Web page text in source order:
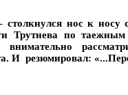
нос к
по таежным
И резюмировал: